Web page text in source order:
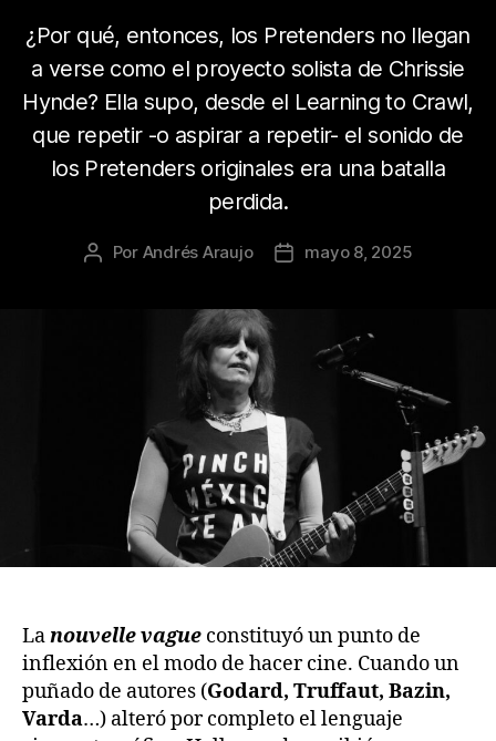
¿Por qué, entonces, los Pretenders no llegan
a verse como el proyecto solista de Chrissie
Hynde? Ella supo, desde el Learning to Crawl,
que repetir -o aspirar a repetir- el sonido de
los Pretenders originales era una batalla
perdida.
Autor
Por Andrés Araujo
Fechamayo 8, 2025
Lanouvelle vague constituyó un punto de
inflexión en el modo de hacer cine. Cuando un
puñado de autores (Godard, Truffaut, Bazin,
Varda…) alteró por completo el lenguaje